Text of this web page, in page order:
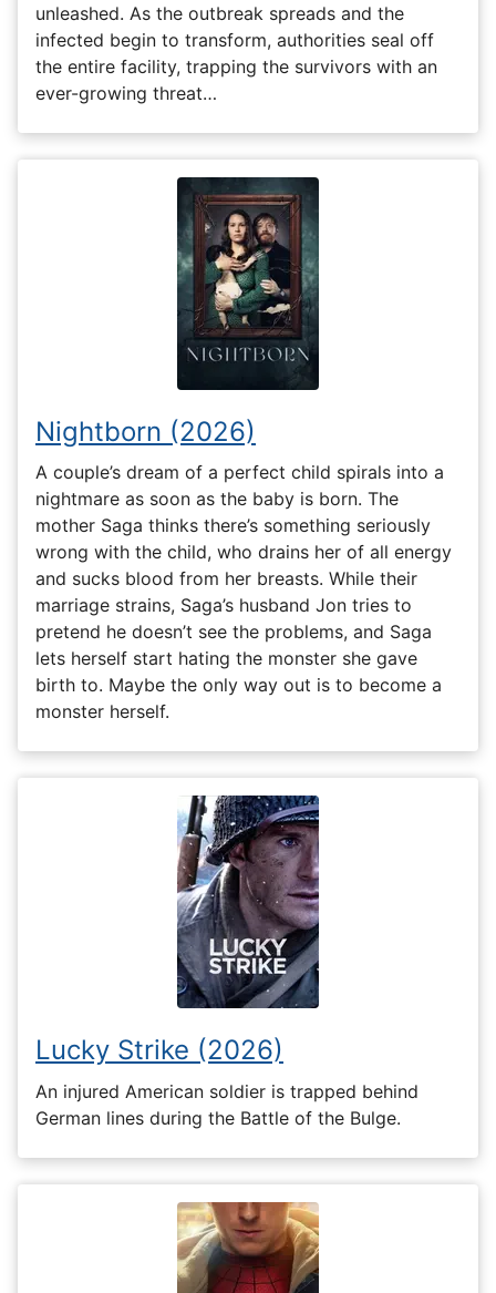
unleashed. As the outbreak spreads and the
infected begin to transform, authorities seal off
the entire facility, trapping the survivors with an
ever-growing threat…
Nightborn (2026)
A couple’s dream of a perfect child spirals into a
nightmare as soon as the baby is born. The
mother Saga thinks there’s something seriously
wrong with the child, who drains her of all energy
and sucks blood from her breasts. While their
marriage strains, Saga’s husband Jon tries to
pretend he doesn’t see the problems, and Saga
lets herself start hating the monster she gave
birth to. Maybe the only way out is to become a
monster herself.
Lucky Strike (2026)
An injured American soldier is trapped behind
German lines during the Battle of the Bulge.